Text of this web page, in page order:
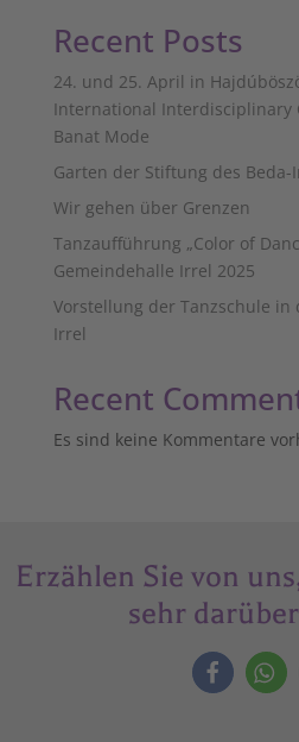
Recent Posts
24. und 25. April in
International Interdisciplinary
Banat Mode
Garten der Stiftung des
Wir gehen über Grenzen
Tanzaufführung „Color of
Gemeindehalle Irrel 2025
Vorstellung der Tanzschule in
Irrel
Recent
Es sind keine Kommentare
Erzählen Sie von
sehr